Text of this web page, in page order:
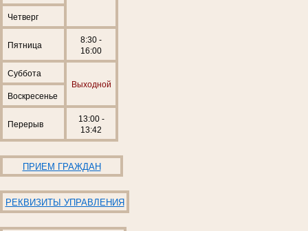
Четверг
Пятница
8:30 -
16:00
Суббота
Выходной
Воскресенье
Перерыв
13:00 -
13:42
ПРИЕМ ГРАЖДАН
РЕКВИЗИТЫ УПРАВЛЕНИЯ